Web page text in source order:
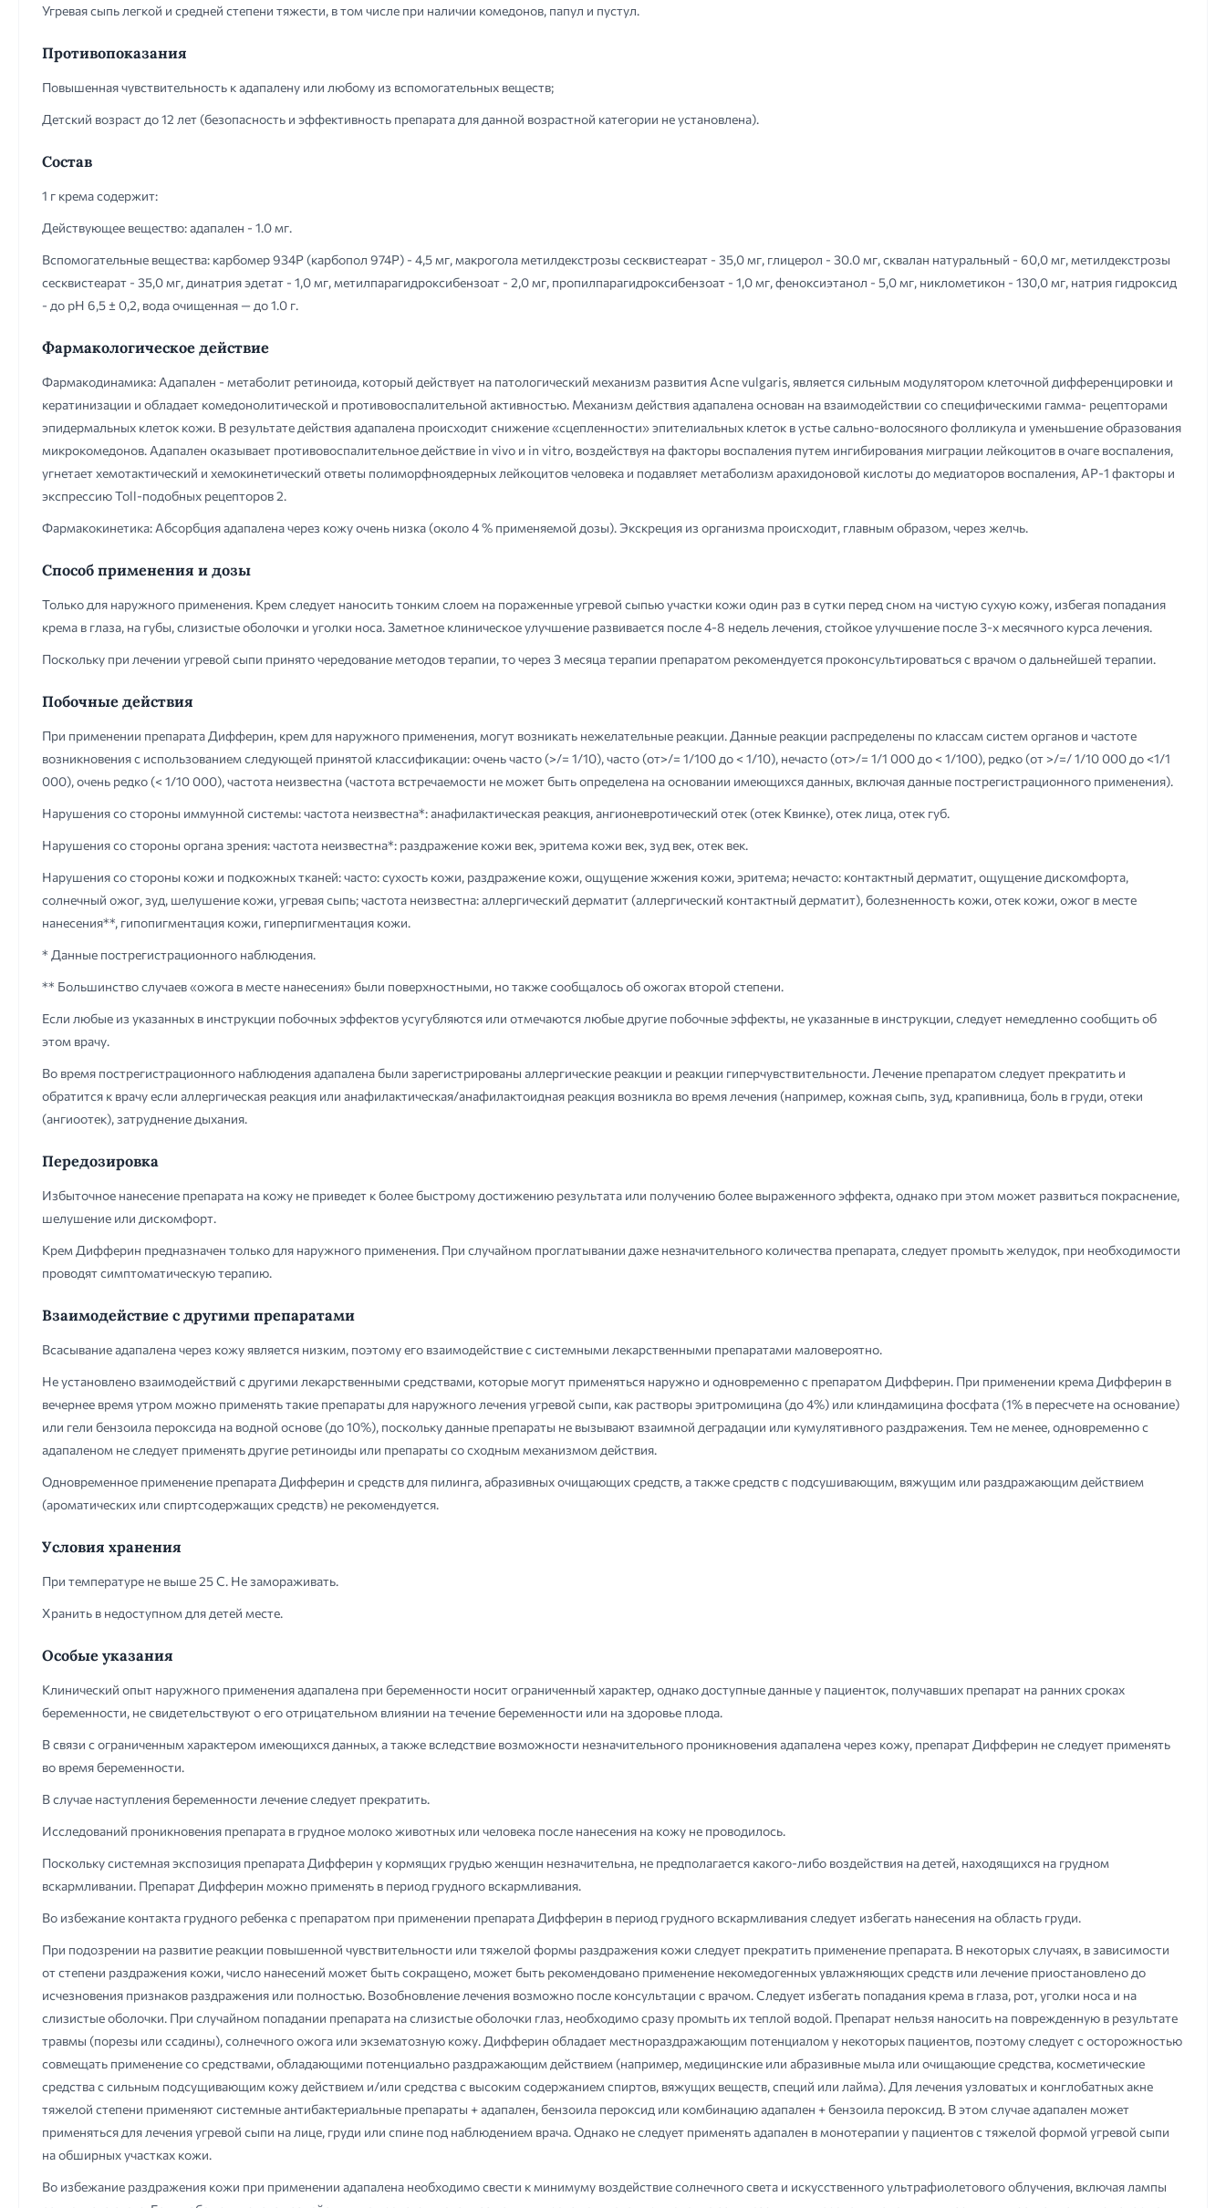
Угревая сыпь легкой и средней степени тяжести, в том числе при наличии комедонов, папул и пустул.
Противопоказания
Повышенная чувствительность к адапалену или любому из вспомогательных веществ;
Детский возраст до 12 лет (безопасность и эффективность препарата для данной возрастной категории не установлена).
Состав
1 г крема содержит:
Действующее вещество: адапален - 1.0 мг.
Вспомогательные вещества: карбомер 934Р (карбопол 974Р) - 4,5 мг, макрогола метилдекстрозы сесквистеарат - 35,0 мг, глицерол - 30.0 мг, сквалан натуральный - 60,0 мг, метилдекстрозы
сесквистеарат - 35,0 мг, динатрия эдетат - 1,0 мг, метилпарагидроксибензоат - 2,0 мг, пропилпарагидроксибензоат - 1,0 мг, феноксиэтанол - 5,0 мг, никлометикон - 130,0 мг, натрия гидроксид
- до pH 6,5 ± 0,2, вода очищенная — до 1.0 г.
Фармакологическое действие
Фармакодинамика: Адапален - метаболит ретиноида, который действует на патологический механизм развития Acne vulgaris, является сильным модулятором клеточной дифференцировки и
кератинизации и обладает комедонолитической и противовоспалительной активностью. Механизм действия адапалена основан на взаимодействии со специфическими гамма- рецепторами
эпидермальных клеток кожи. В результате действия адапалена происходит снижение «сцепленности» эпителиальных клеток в устье сально-волосяного фолликула и уменьшение образования
микрокомедонов. Адапален оказывает противовоспалительное действие in vivo и in vitro, воздействуя на факторы воспаления путем ингибирования миграции лейкоцитов в очаге воспаления,
угнетает хемотактический и хемокинетический ответы полиморфноядерных лейкоцитов человека и подавляет метаболизм арахидоновой кислоты до медиаторов воспаления, АР-1 факторы и
экспрессию Toll-подобных рецепторов 2.
Фармакокинетика: Абсорбция адапалена через кожу очень низка (около 4 % применяемой дозы). Экскреция из организма происходит, главным образом, через желчь.
Способ применения и дозы
Только для наружного применения. Крем следует наносить тонким слоем на пораженные угревой сыпью участки кожи один раз в сутки перед сном на чистую сухую кожу, избегая попадания
крема в глаза, на губы, слизистые оболочки и уголки носа. Заметное клиническое улучшение развивается после 4-8 недель лечения, стойкое улучшение после 3-х месячного курса лечения.
Поскольку при лечении угревой сыпи принято чередование методов терапии, то через 3 месяца терапии препаратом рекомендуется проконсультироваться с врачом о дальнейшей терапии.
Побочные действия
При применении препарата Дифферин, крем для наружного применения, могут возникать нежелательные реакции. Данные реакции распределены по классам систем органов и частоте
возникновения с использованием следующей принятой классификации: очень часто (>/= 1/10), часто (от>/= 1/100 до < 1/10), нечасто (от>/= 1/1 000 до < 1/100), редко (от >/=/ 1/10 000 до <1/1
000), очень редко (< 1/10 000), частота неизвестна (частота встречаемости не может быть определена на основании имеющихся данных, включая данные пострегистрационного применения).
Нарушения со стороны иммунной системы: частота неизвестна*: анафилактическая реакция, ангионевротический отек (отек Квинке), отек лица, отек губ.
Нарушения со стороны органа зрения: частота неизвестна*: раздражение кожи век, эритема кожи век, зуд век, отек век.
Нарушения со стороны кожи и подкожных тканей: часто: сухость кожи, раздражение кожи, ощущение жжения кожи, эритема; нечасто: контактный дерматит, ощущение дискомфорта,
солнечный ожог, зуд, шелушение кожи, угревая сыпь; частота неизвестна: аллергический дерматит (аллергический контактный дерматит), болезненность кожи, отек кожи, ожог в месте
нанесения**, гипопигментация кожи, гиперпигментация кожи.
* Данные пострегистрационного наблюдения.
** Большинство случаев «ожога в месте нанесения» были поверхностными, но также сообщалось об ожогах второй степени.
Если любые из указанных в инструкции побочных эффектов усугубляются или отмечаются любые другие побочные эффекты, не указанные в инструкции, следует немедленно сообщить об
этом врачу.
Во время пострегистрационного наблюдения адапалена были зарегистрированы аллергические реакции и реакции гиперчувствительности. Лечение препаратом следует прекратить и
обратится к врачу если аллергическая реакция или анафилактическая/анафилактоидная реакция возникла во время лечения (например, кожная сыпь, зуд, крапивница, боль в груди, отеки
(ангиоотек), затруднение дыхания.
Передозировка
Избыточное нанесение препарата на кожу не приведет к более быстрому достижению результата или получению более выраженного эффекта, однако при этом может развиться покраснение,
шелушение или дискомфорт.
Крем Дифферин предназначен только для наружного применения. При случайном проглатывании даже незначительного количества препарата, следует промыть желудок, при необходимости
проводят симптоматическую терапию.
Взаимодействие с другими препаратами
Всасывание адапалена через кожу является низким, поэтому его взаимодействие с системными лекарственными препаратами маловероятно.
Не установлено взаимодействий с другими лекарственными средствами, которые могут применяться наружно и одновременно с препаратом Дифферин. При применении крема Дифферин в
вечернее время утром можно применять такие препараты для наружного лечения угревой сыпи, как растворы эритромицина (до 4%) или клиндамицина фосфата (1% в пересчете на основание)
или гели бензоила пероксида на водной основе (до 10%), поскольку данные препараты не вызывают взаимной деградации или кумулятивного раздражения. Тем не менее, одновременно с
адапаленом не следует применять другие ретиноиды или препараты со сходным механизмом действия.
Одновременное применение препарата Дифферин и средств для пилинга, абразивных очищающих средств, а также средств с подсушивающим, вяжущим или раздражающим действием
(ароматических или спиртсодержащих средств) не рекомендуется.
Условия хранения
При температуре не выше 25 С. Не замораживать.
Хранить в недоступном для детей месте.
Особые указания
Клинический опыт наружного применения адапалена при беременности носит ограниченный характер, однако доступные данные у пациенток, получавших препарат на ранних сроках
беременности, не свидетельствуют о его отрицательном влиянии на течение беременности или на здоровье плода.
В связи с ограниченным характером имеющихся данных, а также вследствие возможности незначительного проникновения адапалена через кожу, препарат Дифферин не следует применять
во время беременности.
В случае наступления беременности лечение следует прекратить.
Исследований проникновения препарата в грудное молоко животных или человека после нанесения на кожу не проводилось.
Поскольку системная экспозиция препарата Дифферин у кормящих грудью женщин незначительна, не предполагается какого-либо воздействия на детей, находящихся на грудном
вскармливании. Препарат Дифферин можно применять в период грудного вскармливания.
Во избежание контакта грудного ребенка с препаратом при применении препарата Дифферин в период грудного вскармливания следует избегать нанесения на область груди.
При подозрении на развитие реакции повышенной чувствительности или тяжелой формы раздражения кожи следует прекратить применение препарата. В некоторых случаях, в зависимости
от степени раздражения кожи, число нанесений может быть сокращено, может быть рекомендовано применение некомедогенных увлажняющих средств или лечение приостановлено до
исчезновения признаков раздражения или полностью. Возобновление лечения возможно после консультации с врачом. Следует избегать попадания крема в глаза, рот, уголки носа и на
слизистые оболочки. При случайном попадании препарата на слизистые оболочки глаз, необходимо сразу промыть их теплой водой. Препарат нельзя наносить на поврежденную в результате
травмы (порезы или ссадины), солнечного ожога или экзематозную кожу. Дифферин обладает местнораздражающим потенциалом у некоторых пациентов, поэтому следует с осторожностью
совмещать применение со средствами, обладающими потенциально раздражающим действием (например, медицинские или абразивные мыла или очищающие средства, косметические
средства с сильным подсущивающим кожу действием и/или средства с высоким содержанием спиртов, вяжущих веществ, специй или лайма). Для лечения узловатых и конглобатных акне
тяжелой степени применяют системные антибактериальные препараты + адапален, бензоила пероксид или комбинацию адапален + бензоила пероксид. В этом случае адапален может
применяться для лечения угревой сыпи на лице, груди или спине под наблюдением врача. Однако не следует применять адапален в монотерапии у пациентов с тяжелой формой угревой сыпи
на обширных участках кожи.
Во избежание раздражения кожи при применении адапалена необходимо свести к минимуму воздействие солнечного света и искусственного ультрафиолетового облучения, включая лампы